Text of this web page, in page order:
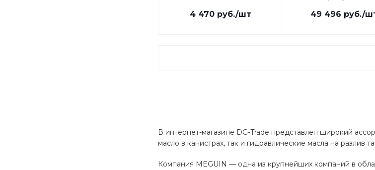
4 470 руб./шт 49 496 руб./
В интернет-магазине DG-Trade представлен широкий
масло в канистрах, так и гидравлические масла на разлив
Компания MEGUIN — одна из крупнейших компаний в